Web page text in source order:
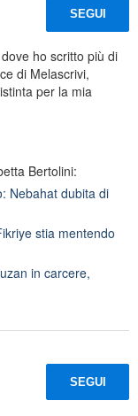
SEGUI
ho scritto più di
di Melascrivi,
per la mia
Bertolini:
Nebahat dubita di
stia mentendo
in carcere,
SEGUI